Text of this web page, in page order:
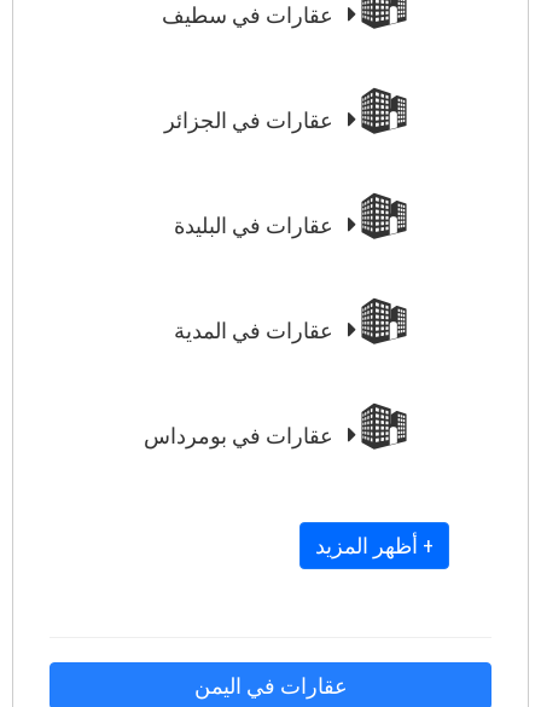
عقارات في سطيف
عقارات في الجزائر
عقارات في البليدة
عقارات في المدية
عقارات في بومرداس
+ أظهر المزيد
عقارات في اليمن